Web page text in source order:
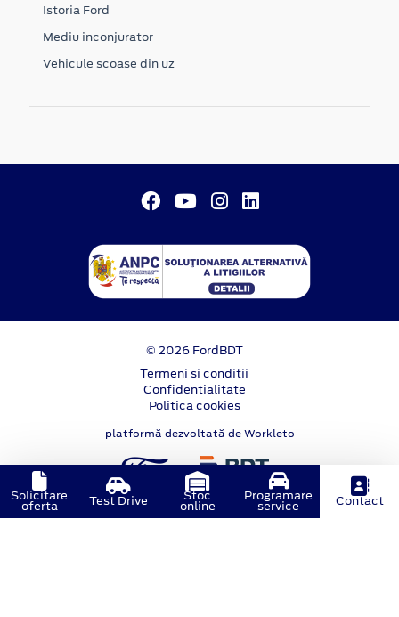
Istoria Ford
Mediu inconjurator
Vehicule scoase din uz
© 2026 FordBDT
Termeni si conditii
Confidentialitate
Politica cookies
platformă dezvoltată de Workleto
Solicitare
oferta Test Drive Stoc
online
Programare
service Contact